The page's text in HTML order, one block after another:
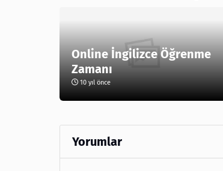
Online İngilizce Öğrenme
Zamanı
10 yıl önce
Yorumlar